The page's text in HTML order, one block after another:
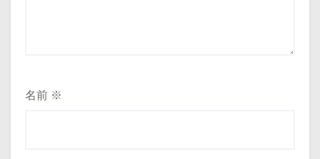
名前 ※